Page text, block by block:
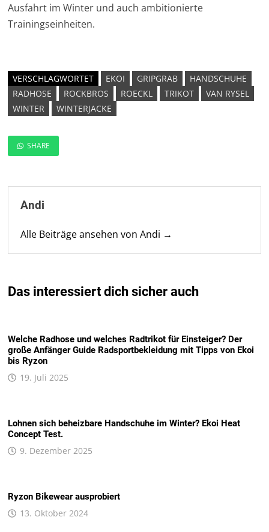
Ausfahrt im Winter und auch ambitionierte
Trainingseinheiten.
VERSCHLAGWORTET EKOI GRIPGRAB
HANDSCHUHE
RADHOSE
ROCKBROS ROECKL TRIKOT
VAN RYSEL
WINTER
WINTERJACKE
SHARE
Andi
Alle Beiträge ansehen von Andi →
Das interessiert dich sicher auch
Welche Radhose und welches Radtrikot für Einsteiger? Der
große Anfänger Guide Radsportbekleidung mit Tipps von Ekoi
bis Ryzon
19. Juli 2025
Lohnen sich beheizbare Handschuhe im Winter? Ekoi Heat
Concept Test.
9. Dezember 2025
Ryzon Bikewear ausprobiert
13. Oktober 2024